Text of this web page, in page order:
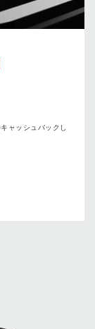
ャッシュバックし